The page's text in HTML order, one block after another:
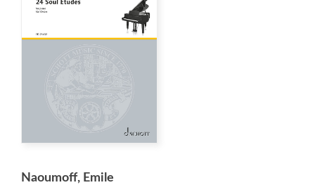
Naoumoff, Emile